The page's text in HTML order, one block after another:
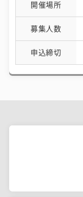
開催場所
募集人数
申込締切